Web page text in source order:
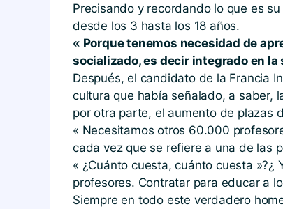
Precisando y recordando lo que es
desde los 3 hasta los 18 años.
« Porque tenemos necesidad de
socializado, es decir integrado en la
Después, el candidato de la Francia
cultura que había señalado, a saber,
por otra parte, el aumento de plazas
« Necesitamos otros 60.000
cada vez que se refiere a una de las
« ¿Cuánto cuesta, cuánto cuesta
profesores. Contratar para educar a
Siempre en todo este verdadero